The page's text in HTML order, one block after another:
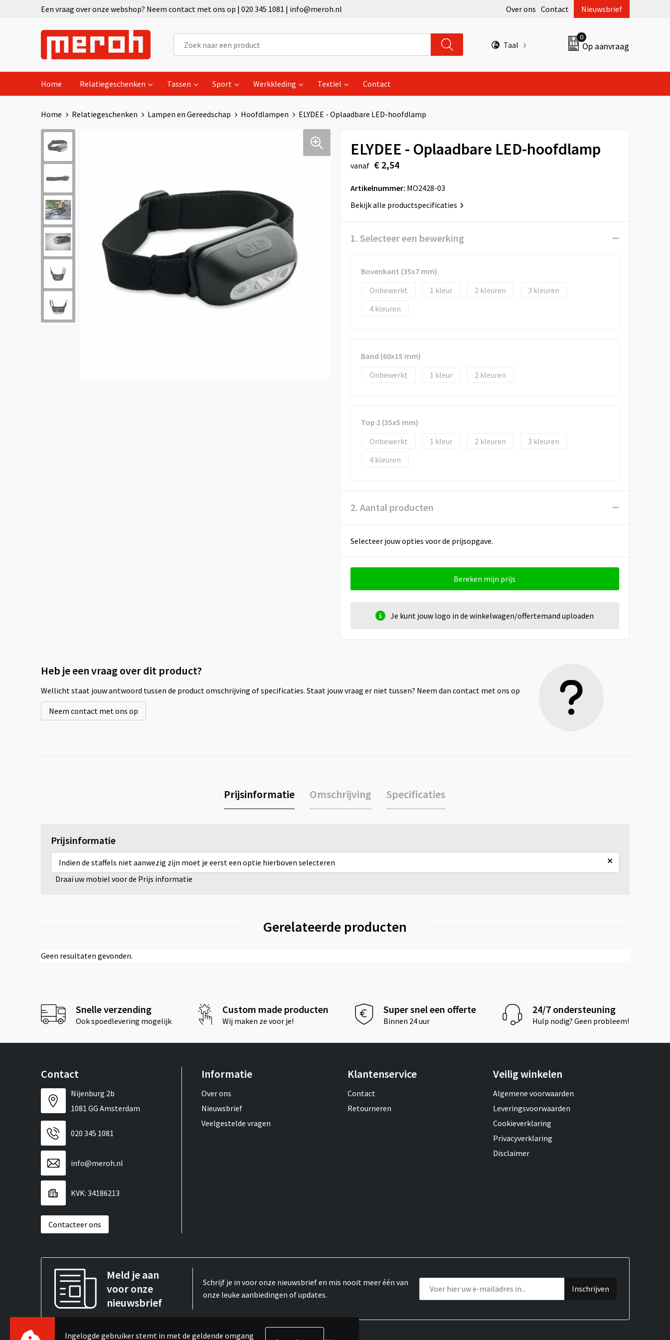
Een vraag over onze webshop? Neem contact met ons op | 020 345 1081 | info@meroh.nl Over ons Contact Nieuwsbrief
Taal
0
Op aanvraag
Home Relatiegeschenken Tassen Sport Werkkleding Textiel Contact
Home Relatiegeschenken Lampen en Gereedschap Hoofdlampen ELYDEE - Oplaadbare LED-hoofdlamp
ELYDEE - Oplaadbare LED-hoofdlamp
vanaf € 2,54
Artikelnummer: MO2428-03
Bekijk alle productspecificaties
1. Selecteer een bewerking
Bovenkant (35x7 mm)
Onbewerkt
1 2
3
4
Band (60x15 mm)
Onbewerkt
1 2
Top 2 (35x5 mm)
Onbewerkt
1 2
3
4
2. Aantal producten
Selecteer jouw opties voor de prijsopgave.
Bereken mijn prijs
Je kunt jouw logo in de winkelwagen/offertemand uploaden
Heb je een vraag over dit product?
Wellicht staat jouw antwoord tussen de product omschrijving of specificaties. Staat jouw vraag er niet tussen? Neem dan contact met ons op
Neem contact met ons op
Prijsinformatie Omschrijving Specificaties
Prijsinformatie
Indien de staffels niet aanwezig zijn moet je eerst een optie hierboven selecteren ×
Draai uw mobiel voor de Prijs informatie
Gerelateerde producten
Geen resultaten gevonden.
Snelle verzending
Ook spoedlevering mogelijk
Custom made producten
Wij maken ze voor je!
Super snel een offerte
Binnen 24 uur
24/7 ondersteuning
Hulp nodig? Geen probleem!
Contact
Nijenburg 2b
1081 GG Amsterdam
020 345 1081
info@meroh.nl
KVK: 34186213
Contacteer ons
Informatie
Over ons
Nieuwsbrief
Veelgestelde vragen
Klantenservice
Contact
Retourneren
Veilig winkelen
Algemene voorwaarden
Leveringsvoorwaarden
Cookieverklaring
Privacyverklaring
Disclaimer
Meld je aan
voor onze
nieuwsbrief
Schrijf je in voor onze nieuwsbrief en mis nooit meer één van
onze leuke aanbiedingen of updates.
Ingelogde gebruiker stemt in met de geldende omgang